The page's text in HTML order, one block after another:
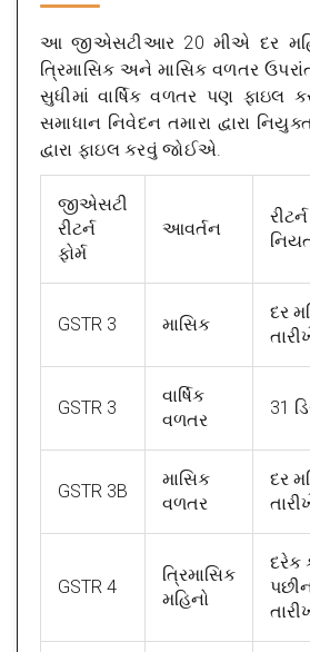
આ જીએસટીઆર 20 મીએ દર
ત્રિમાસિક અને માસિક વળતર
સુધીમાં વાર્ષિક વળતર પણ ફાઇલ
સમાધાન નિવેદન તમારા દ્વારા
દ્વારા ફાઇલ કરવું જોઈએ.
જીએસટી
રીટર્ન
ફોર્મ
આવર્તન
GSTR 3 માસિક
દર
GSTR 3
વાર્ષિક
વળતર
31
GSTR 3B
માસિક
વળતર
દર
GSTR 4
ત્રિમાસિક
મહિનો
દરેક